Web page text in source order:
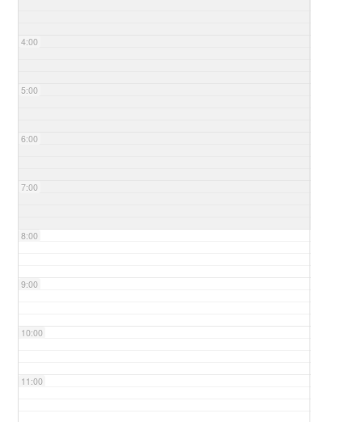
4:00
5:00
6:00
7:00
8:00
9:00
10:00
11:00